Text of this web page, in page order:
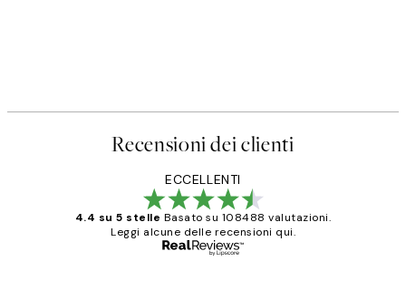
Recensioni dei clienti
ECCELLENTI
4.4 su 5 stelle Basato su 108488 valutazioni.
Leggi alcune delle recensioni qui.